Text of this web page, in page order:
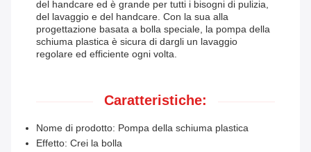
del handcare ed è grande per tutti i bisogni di pulizia,
del lavaggio e del handcare. Con la sua alla
progettazione basata a bolla speciale, la pompa della
schiuma plastica è sicura di dargli un lavaggio
regolare ed efficiente ogni volta.
Caratteristiche:
Nome di prodotto: Pompa della schiuma plastica
Effetto: Crei la bolla